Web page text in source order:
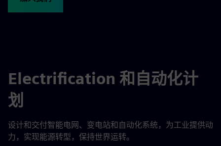
Electrification 和自动化计
划
设计和交付智能电网、变电站和自动化系统，为工业提供动
力，实现能源转型，保持世界运转。